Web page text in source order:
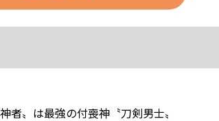
〟は最強の付喪神〝刀剣男士〟